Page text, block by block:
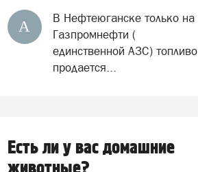
А
В Нефтеюганске только на
Газпромнефти (
единственной АЗС) топливо
продается...
Есть ли у вас домашние